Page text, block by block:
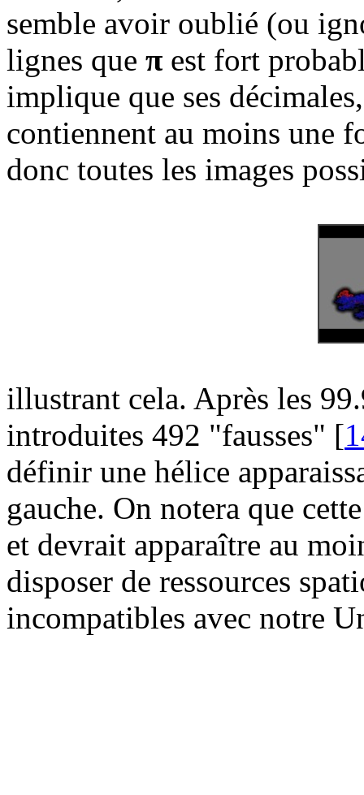
semble avoir oublié (ou
lignes que π est fort
implique que ses
contiennent au moins une
donc toutes les images
illustrant cela. Après les
introduites 492 "fausses" [
définir une hélice
gauche. On notera que
et devrait apparaître au
disposer de ressources
incompatibles avec notre